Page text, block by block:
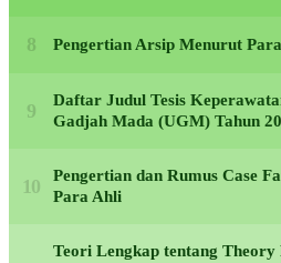
Pengertian Arsip Menurut
Daftar Judul Tesis
Gadjah Mada (UGM) Tahun
Pengertian dan Rumus Case
Para Ahli
Teori Lengkap tentang Theory